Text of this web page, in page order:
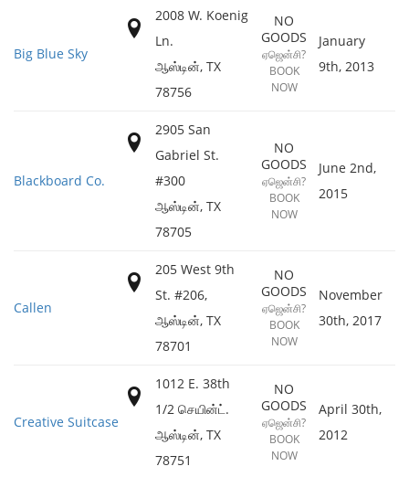
Big Blue Sky
2008 W. Koenig
Ln.
ஆஸ்டின், TX
78756
NO
GOODS
ஏஜென்சி?
BOOK
NOW
January
9th, 2013
Blackboard Co.
2905 San
Gabriel St.
#300
ஆஸ்டின், TX
78705
NO
GOODS
ஏஜென்சி?
BOOK
NOW
June 2nd,
2015
Callen
205 West 9th
St. #206,
ஆஸ்டின், TX
78701
NO
GOODS
ஏஜென்சி?
BOOK
NOW
November
30th, 2017
Creative Suitcase
1012 E. 38th
1/2 செயின்ட்.
ஆஸ்டின், TX
78751
NO
GOODS
ஏஜென்சி?
BOOK
NOW
April 30th,
2012